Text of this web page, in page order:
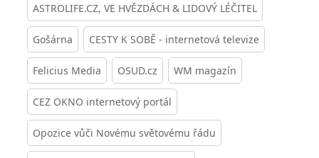
ASTROLIFE.CZ, VE HVĚZDÁCH & LIDOVÝ LÉČITEL
Gošárna CESTY K SOBĚ - internetová televize
Felicius Media OSUD.cz WM magazín
CEZ OKNO internetový portál
Opozice vůči Novému světovému řádu